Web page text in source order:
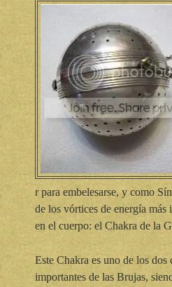
r para embelesarse, y como
de los vórtices de energía más
en el cuerpo: el Chakra de la
Este Chakra es uno de los dos
importantes de las Brujas,